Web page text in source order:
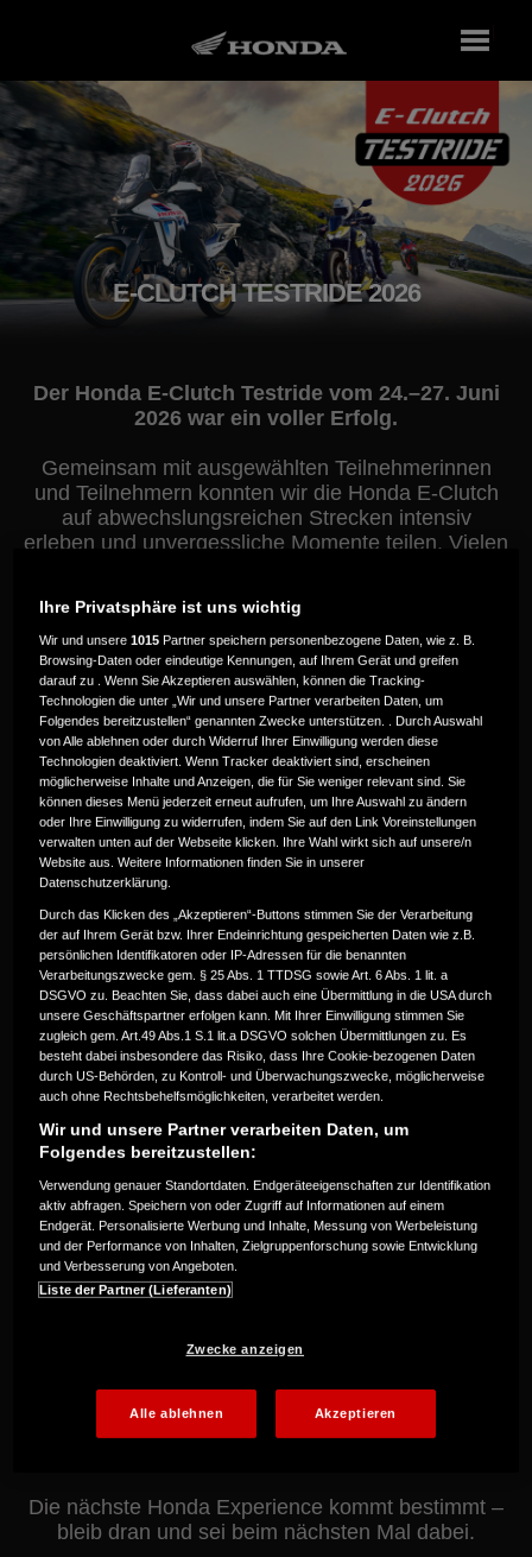
E-CLUTCH TESTRIDE 2026
Der Honda E-Clutch Testride vom 24.–27. Juni
2026 war ein voller Erfolg.
Gemeinsam mit ausgewählten Teilnehmerinnen
und Teilnehmern konnten wir die Honda E-Clutch
auf abwechslungsreichen Strecken intensiv
erleben und unvergessliche Momente teilen. Vielen
erhältst du einen Eindruck von den Highlights des
Testrides und den Erlebnissen vor Ort.
Honda wird auch in Zukunft besondere Testfahrten,
Events und Aktionen für Motorradfans anbieten.
Folge uns auf Instagram und Facebook und schau
keine zukünftigen Highlights verpasst.
Folge uns auf Instagram und Facebook und schau
regelmäßig auf unserer Website vorbei, um keine
hondamotorrad_de Honda Motorrad
Die nächste Honda Experience kommt bestimmt –
bleib dran und sei beim nächsten Mal dabei.
Ihre Privatsphäre ist uns wichtig
Wir und unsere1015 Partner speichern personenbezogene Daten, wie z. B.
Browsing-Daten oder eindeutige Kennungen, auf Ihrem Gerät und greifen
darauf zu . Wenn Sie Akzeptieren auswählen, können die Tracking-
Technologien die unter „Wir und unsere Partner verarbeiten Daten, um
Folgendes bereitzustellen“ genannten Zwecke unterstützen. . Durch Auswahl
von Alle ablehnen oder durch Widerruf Ihrer Einwilligung werden diese
Technologien deaktiviert. Wenn Tracker deaktiviert sind, erscheinen
möglicherweise Inhalte und Anzeigen, die für Sie weniger relevant sind. Sie
können dieses Menü jederzeit erneut aufrufen, um Ihre Auswahl zu ändern
oder Ihre Einwilligung zu widerrufen, indem Sie auf den Link Voreinstellungen
verwalten unten auf der Webseite klicken. Ihre Wahl wirkt sich auf unsere/n
Website aus. Weitere Informationen finden Sie in unserer
Datenschutzerklärung.
Durch das Klicken des „Akzeptieren“-Buttons stimmen Sie der Verarbeitung
der auf Ihrem Gerät bzw. Ihrer Endeinrichtung gespeicherten Daten wie z.B.
persönlichen Identifikatoren oder IP-Adressen für die benannten
Verarbeitungszwecke gem. § 25 Abs. 1 TTDSG sowie Art. 6 Abs. 1 lit. a
DSGVO zu. Beachten Sie, dass dabei auch eine Übermittlung in die USA durch
unsere Geschäftspartner erfolgen kann. Mit Ihrer Einwilligung stimmen Sie
zugleich gem. Art.49 Abs.1 S.1 lit.a DSGVO solchen Übermittlungen zu. Es
besteht dabei insbesondere das Risiko, dass Ihre Cookie-bezogenen Daten
durch US-Behörden, zu Kontroll- und Überwachungszwecke, möglicherweise
auch ohne Rechtsbehelfsmöglichkeiten, verarbeitet werden.
Wir und unsere Partner verarbeiten Daten, um
Folgendes bereitzustellen:
Verwendung genauer Standortdaten. Endgeräteeigenschaften zur Identifikation
aktiv abfragen. Speichern von oder Zugriff auf Informationen auf einem
Endgerät. Personalisierte Werbung und Inhalte, Messung von Werbeleistung
und der Performance von Inhalten, Zielgruppenforschung sowie Entwicklung
und Verbesserung von Angeboten.
Liste der Partner (Lieferanten)
Zwecke anzeigen
Alle ablehnen Akzeptieren